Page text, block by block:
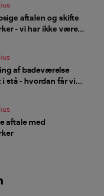
aftalen og skifte
- vi har ikke været
af badeværelse
stå - hvordan får vi
aftale med